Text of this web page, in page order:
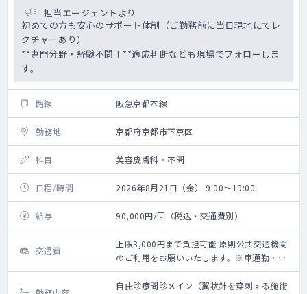
担当エージェントより
初めての方も安心のサポート体制（ご勤務前に当日現地にてレ
クチャーあり）
**専門分野・経験不問！**適応判断なども現場でフォローしま
す。
路線 阪急京都本線
勤務地 京都府京都市下京区
科目 美容皮膚科・不問
日程/時間 2026年8月21日（金） 9:00～19:00
給与 90,000円/回（税込・交通費別）
交通費
上限3,000円まで負担可能 原則公共交通機関
のご利用をお願いいたします。※車通勤・タ
クシー利用要相談
自由診療問診メイン（翼状針を穿刺する施術